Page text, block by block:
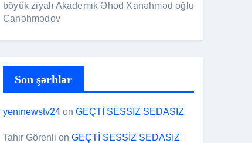
böyük ziyalı Akademik Əhəd Xanəhməd oğlu
Canəhmədov
Son şərhlər
yeninewstv24 on GEÇTİ SESSİZ SEDASIZ
Tahir Görenli on GEÇTİ SESSİZ SEDASIZ